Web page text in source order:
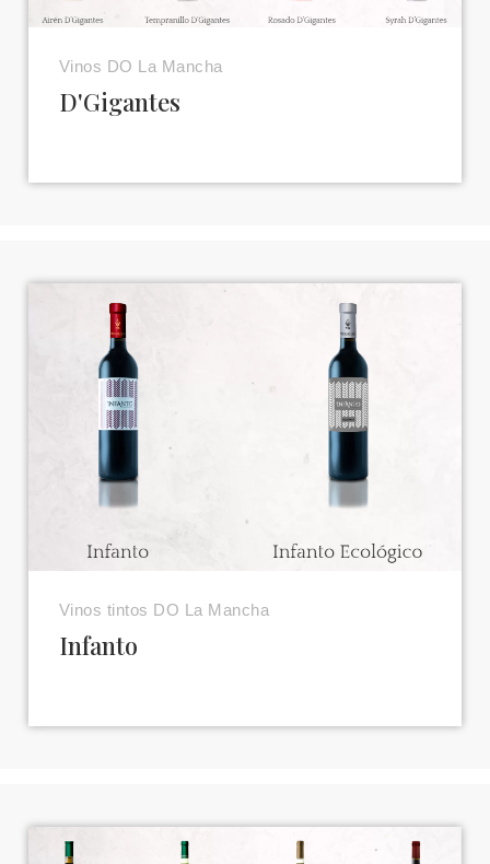
Vinos DO La Mancha
D'Gigantes
Vinos tintos DO La Mancha
Infanto